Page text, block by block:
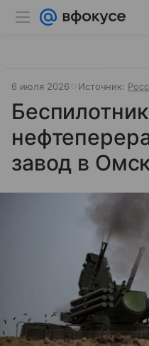
6 июля 2026 Источник:
завод в